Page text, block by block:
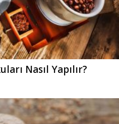
Nasıl Yapılır?